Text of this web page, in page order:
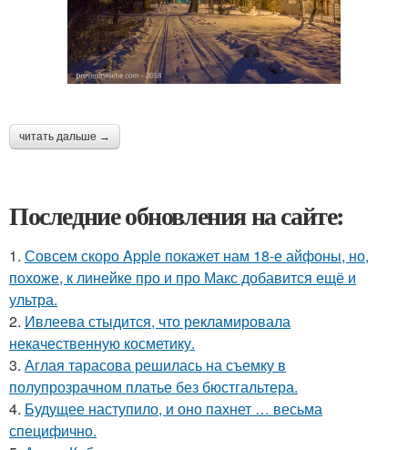
читать дальше →
Последние обновления на сайте:
1. Совсем скоро Apple покажет нам 18-е айфоны, но,
похоже, к линейке про и про Макс добавится ещё и
ультра.
2. Ивлеева стыдится, что рекламировала
некачественную косметику.
3. Аглая тарасова решилась на съемку в
полупрозрачном платье без бюстгальтера.
4. Будущее наступило, и оно пахнет … весьма
специфично.